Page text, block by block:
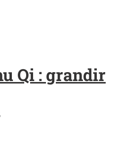
Qi : grandir